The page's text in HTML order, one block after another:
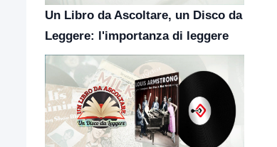
Un Libro da Ascoltare, un Disco da
Leggere: l'importanza di leggere